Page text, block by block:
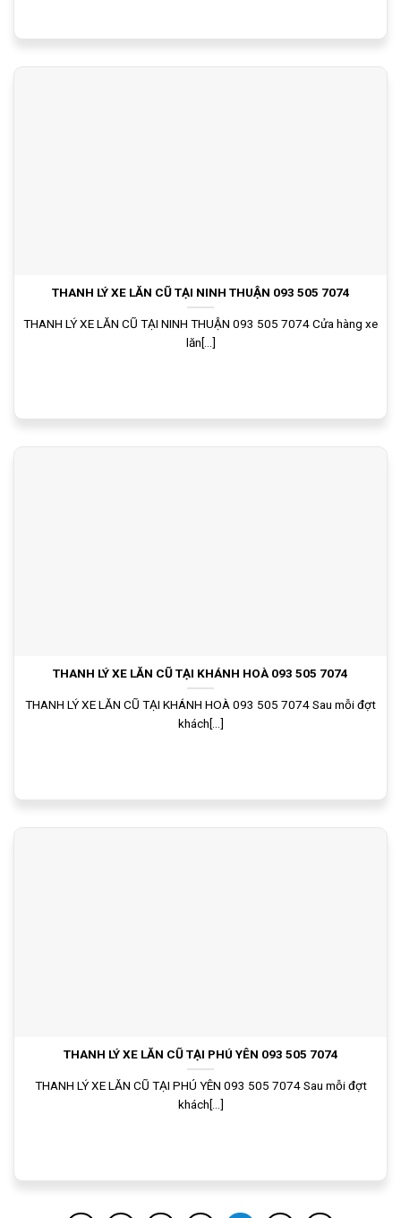
THANH LÝ XE LĂN CŨ TẠI NINH THUẬN 093 505 7074
THANH LÝ XE LĂN CŨ TẠI NINH THUẬN 093 505 7074 Cửa hàng xe
lăn[...]
THANH LÝ XE LĂN CŨ TẠI KHÁNH HOÀ 093 505 7074
THANH LÝ XE LĂN CŨ TẠI KHÁNH HOÀ 093 505 7074 Sau mỗi đợt
khách[...]
THANH LÝ XE LĂN CŨ TẠI PHÚ YÊN 093 505 7074
THANH LÝ XE LĂN CŨ TẠI PHÚ YÊN 093 505 7074 Sau mỗi đợt
khách[...]